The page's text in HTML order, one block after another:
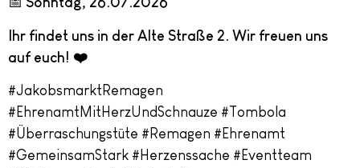
Ihr findet uns in der Alte Straße 2. Wir freuen uns
auf euch! ❤️
#JakobsmarktRemagen
#EhrenamtMitHerzUndSchnauze #Tombola
#Überraschungstüte #Remagen #Ehrenamt
#GemeinsamStark #Herzenssache #Eventteam